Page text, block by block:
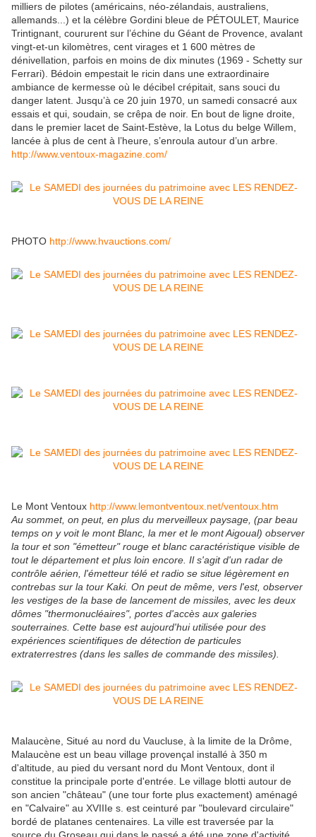
milliers de pilotes (américains, néo-zélandais, australiens,
allemands...) et la célèbre Gordini bleue de PÉTOULET, Maurice
Trintignant, coururent sur l’échine du Géant de Provence, avalant
vingt-et-un kilomètres, cent virages et 1 600 mètres de
dénivellation, parfois en moins de dix minutes (1969 - Schetty sur
Ferrari). Bédoin empestait le ricin dans une extraordinaire
ambiance de kermesse où le décibel crépitait, sans souci du
danger latent. Jusqu’à ce 20 juin 1970, un samedi consacré aux
essais et qui, soudain, se crêpa de noir. En bout de ligne droite,
dans le premier lacet de Saint-Estève, la Lotus du belge Willem,
lancée à plus de cent à l’heure, s’enroula autour d’un arbre.
http://www.ventoux-magazine.com/
PHOTO http://www.hvauctions.com/
Le Mont Ventoux http://www.lemontventoux.net/ventoux.htm
Au sommet, on peut, en plus du merveilleux paysage, (par beau
temps on y voit le mont Blanc, la mer et le mont Aigoual) observer
la tour et son "émetteur" rouge et blanc caractéristique visible de
tout le département et plus loin encore. Il s'agit d'un radar de
contrôle aérien, l'émetteur télé et radio se situe légèrement en
contrebas sur la tour Kaki. On peut de même, vers l'est, observer
les vestiges de la base de lancement de missiles, avec les deux
dômes "thermonucléaires", portes d'accès aux galeries
souterraines. Cette base est aujourd'hui utilisée pour des
expériences scientifiques de détection de particules
extraterrestres (dans les salles de commande des missiles).
Malaucène, Situé au nord du Vaucluse, à la limite de la Drôme,
Malaucène est un beau village provençal installé à 350 m
d'altitude, au pied du versant nord du Mont Ventoux, dont il
constitue la principale porte d'entrée. Le village blotti autour de
son ancien "château" (une tour forte plus exactement) aménagé
en "Calvaire" au XVIIIe s. est ceinturé par "boulevard circulaire"
bordé de platanes centenaires. La ville est traversée par la